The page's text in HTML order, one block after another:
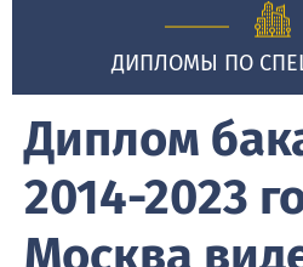
ДИПЛОМЫ ПО
Диплом
2014-2023